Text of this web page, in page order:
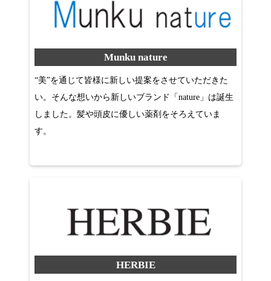
Munku nature
“美”を通じて皆様に新しい提案をさせていただきた
い。そんな想いから新しいブランド「nature」は誕生
しました。髪や頭皮に優しい薬剤をそろえていま
す。
HERBIE